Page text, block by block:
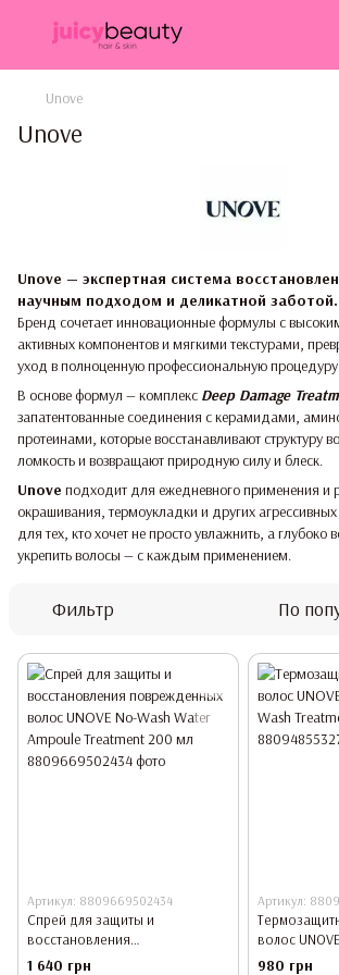
Unove
Unove
Unove — экспертная система
научным подходом и деликатной заботой.
Бренд сочетает инновационные формулы с
активных компонентов и мягкими текстурами,
уход в полноценную профессиональную
В основе формул — комплекс Deep Damage
запатентованные соединения с керамидами,
протеинами, которые восстанавливают структуру
ломкость и возвращают природную силу и блеск.
Unove подходит для ежедневного применения и
окрашивания, термоукладки и других
для тех, кто хочет не просто увлажнить, а глубоко
укрепить волосы — с каждым применением.
Фильтр По
Артикул: 8809669502434
Спрей для защиты и
восстановления
поврежденных волос UNOVE
1 640 грн
Артикул:
волос
Wash
980 грн